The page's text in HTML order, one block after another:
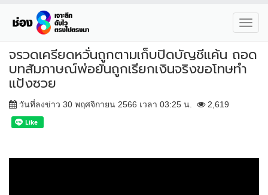
จรวดเครียดหวั่นถูกตามเก็บปิดบัญชีแค้น ถอด
บทสัมภาษณ์พ่อยันถูกเรียกเงินจริงขอโทษทำ
แป้งซวย
วันที่ลงข่าว 30 พฤศจิกายน 2566 เวลา 03:25 น. 2,619